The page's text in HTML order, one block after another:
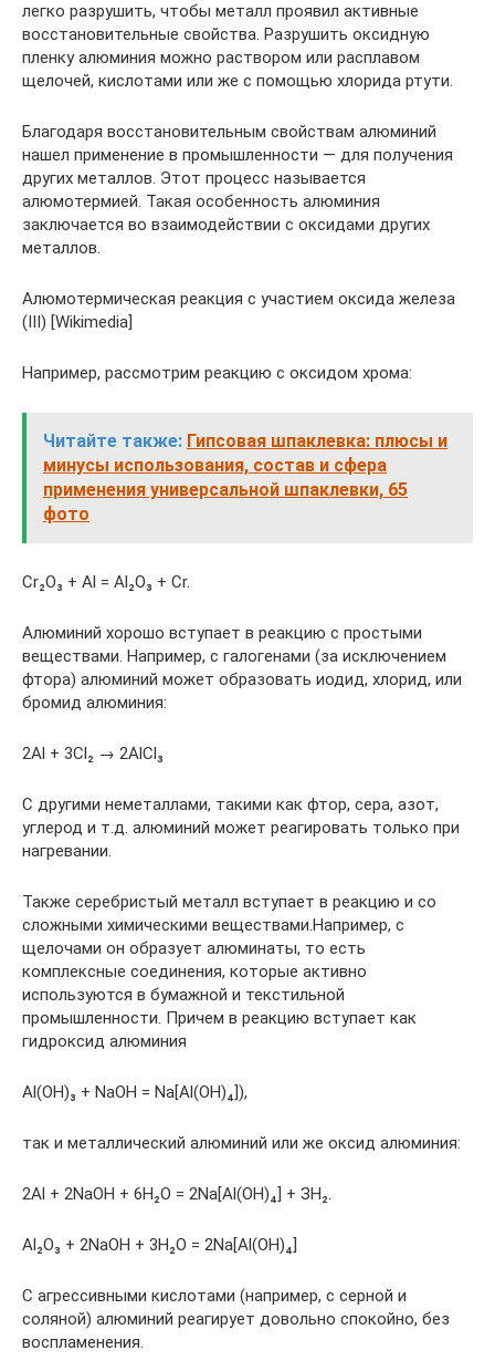
легко разрушить, чтобы металл проявил активные
восстановительные свойства. Разрушить оксидную
пленку алюминия можно раствором или расплавом
щелочей, кислотами или же с помощью хлорида ртути.
Благодаря восстановительным свойствам алюминий
нашел применение в промышленности — для получения
других металлов. Этот процесс называется
алюмотермией. Такая особенность алюминия
заключается во взаимодействии с оксидами других
металлов.
Алюмотермическая реакция с участием оксида железа
(III) [Wikimedia]
Например, рассмотрим реакцию с оксидом хрома:
Читайте также: Гипсовая шпаклевка: плюсы и
минусы использования, состав и сфера
применения универсальной шпаклевки, 65
фото
Cr₂O₃ + Al = Al₂O₃ + Cr.
Алюминий хорошо вступает в реакцию с простыми
веществами. Например, с галогенами (за исключением
фтора) алюминий может образовать иодид, хлорид, или
бромид алюминия:
2Al + 3Cl₂ → 2Al­Cl₃
С другими неметаллами, такими как фтор, сера, азот,
углерод и т.д. алюминий может реагировать только при
нагревании.
Также серебристый металл вступает в реакцию и со
сложными химическими веществами.Например, с
щелочами он образует алюминаты, то есть
комплексные соединения, которые активно
используются в бумажной и текстильной
промышленности. Причем в реакцию вступает как
гидроксид алюминия
Al(ОН)₃ + NaOH = Na[Al(OH)₄]),
так и металлический алюминий или же оксид алюминия:
2Al + 2NaOH + 6Н₂О = 2Na[Al(OH)₄] + ЗН₂.
Al₂O₃ + 2NaOH + 3H₂O = 2Na[Al(OH)₄]
С агрессивными кислотами (например, с серной и
соляной) алюминий реагирует довольно спокойно, без
воспламенения.